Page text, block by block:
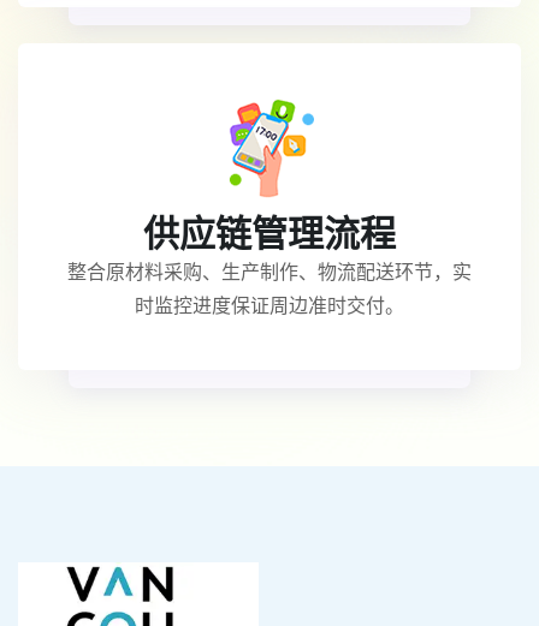
供应链管理流程
整合原材料采购、生产制作、物流配送环节，实
时监控进度保证周边准时交付。